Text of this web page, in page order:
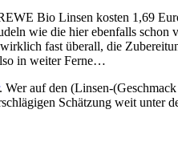
Bio Linsen kosten 1,69
wie die hier ebenfalls
fast überall, die
in weiter Ferne…
. Wer auf den (Linsen-
Schätzung weit unter